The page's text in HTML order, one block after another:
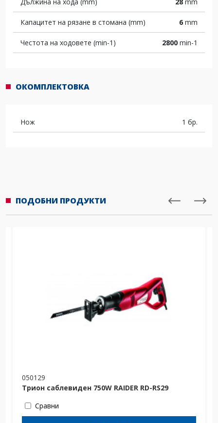
Капацитет на рязане в стомана (mm) 6 mm
Честота на ходовете (min-1) 2800 min-1
ОКОМПЛЕКТОВКА
Нож 1 бр.
ПОДОБНИ ПРОДУКТИ
050129
Трион саблевиден 750W RAIDER RD-RS29
Сравни